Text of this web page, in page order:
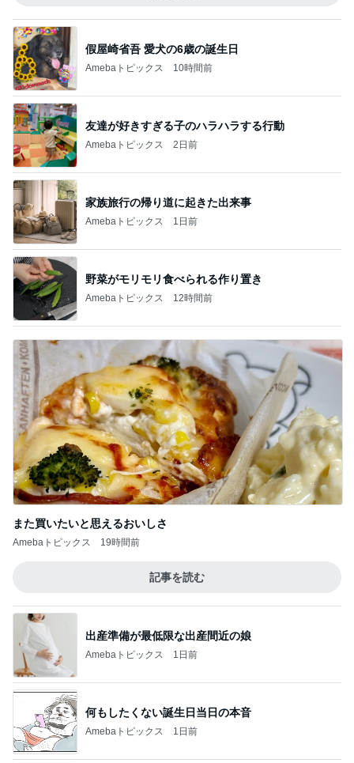
假屋崎省吾 愛犬の6歳の誕生日
Amebaトピックス 10時間前
友達が好きすぎる子のハラハラする行動
Amebaトピックス 2日前
家族旅行の帰り道に起きた出来事
Amebaトピックス 1日前
野菜がモリモリ食べられる作り置き
Amebaトピックス 12時間前
また買いたいと思えるおいしさ
Amebaトピックス 19時間前
記事を読む
出産準備が最低限な出産間近の娘
Amebaトピックス 1日前
何もしたくない誕生日当日の本音
Amebaトピックス 1日前